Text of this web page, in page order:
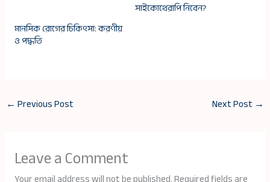
সাইকোথেরাপি নিবেন?
মানসিক রোগের চিকিৎসা: করণীয়
ও পদ্ধতি
← Previous Post Next Post →
Leave a Comment